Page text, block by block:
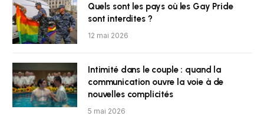
Quels sont les pays où les Gay Pride
sont interdites ?
12 mai 2026
Intimité dans le couple : quand la
communication ouvre la voie à de
nouvelles complicités
5 mai 2026